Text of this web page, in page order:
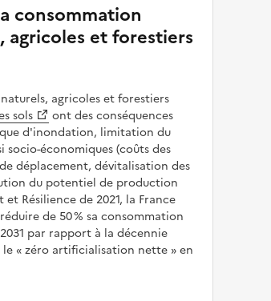
consommation
agricoles et forestiers
agricoles et forestiers
sols
ont des conséquences
d'inondation, limitation du
socio-économiques (coûts des
déplacement, dévitalisation des
du potentiel de production
Résilience de 2021, la France
de 50 % sa consommation
par rapport à la décennie
le zéro artificialisation nette en